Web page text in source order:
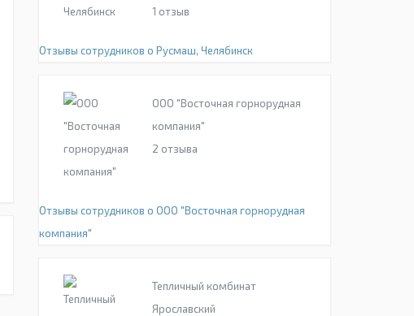
1 отзыв
Отзывы сотрудников о Русмаш, Челябинск
ООО "Восточная горнорудная
компания"
2 отзыва
Отзывы сотрудников о ООО "Восточная горнорудная
компания"
Тепличный комбинат
Ярославский